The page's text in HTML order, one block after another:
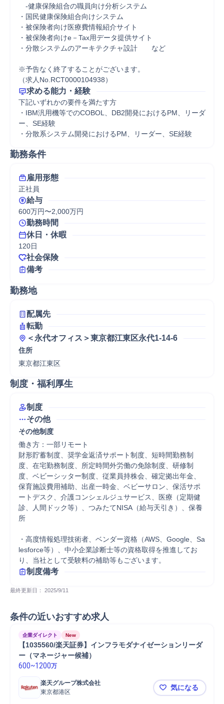
-健康保険組合の職員向け分析システム
・国民健康保険組合向けシステム
・被保険者向け医療費情報紹介サイト
・被保険者向けe－Tax用データ提供サイト
・分散システムのアーキテクチャ設計　　など
※予告なく終了することがございます。
（求人No.RCT0000104938）
求める能力・経験
下記いずれかの要件を満たす方
・IBM汎用機等でのCOBOL、DB2開発におけるPM、リーダ
ー、SE経験
・分散系システム開発におけるPM、リーダー、SE経験
勤務条件
雇用形態
正社員
給与
600万円〜2,000万円
勤務時間
休日・休暇
120日
社会保険
備考
勤務地
配属先
転勤
＜永代オフィス＞東京都江東区永代1-14-6
住所
東京都江東区
制度・福利厚生
制度
その他
その他制度
働き方：一部リモート
財形貯蓄制度、奨学金返済サポート制度、短時間勤務制
度、在宅勤務制度、所定時間外労働の免除制度、研修制
度、ベビーシッター制度、従業員持株会、確定拠出年金、
保育施設費用補助、出産一時金、ベビーサロン、保活サポ
ートデスク、介護コンシェルジュサービス、医療（定期健
診、人間ドック等）、つみたてNISA（給与天引き）、保養
所
・高度情報処理技術者、ベンダー資格（AWS、Google、Sa
lesforce等）、中小企業診断士等の資格取得を推進してお
り、当社として受験料の補助等もございます。
制度備考
最終更新日： 2025/9/11
条件の近いおすすめ求人
企業ダイレクト New
【1035560/楽天証券】インフラモダナイゼーションリーダ
ー（マネージャー候補）
600~1200万
楽天グループ株式会社
東京都港区
【1035560/
気になる